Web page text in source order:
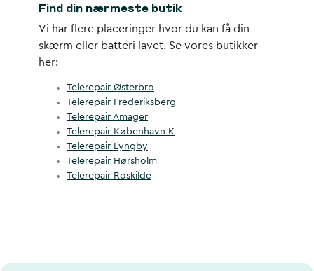
Find din nærmeste butik
Vi har flere placeringer hvor du kan få din
skærm eller batteri lavet. Se vores butikker
her:
Telerepair Østerbro
Telerepair Frederiksberg
Telerepair Amager
Telerepair København K
Telerepair Lyngby
Telerepair Hørsholm
Telerepair Roskilde